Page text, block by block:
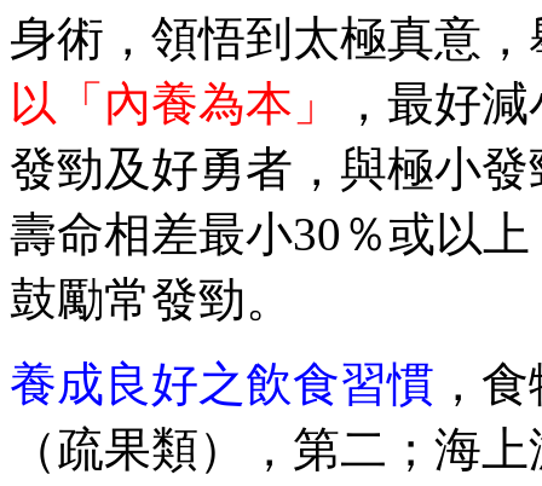
身術，領悟到太極真意，
以「內養為本」
，最好
發勁及好勇者，與極小
壽命相差最小30％或以
鼓勵常發勁。
養成良好之飲食習慣 ，
（疏果類），第二；海